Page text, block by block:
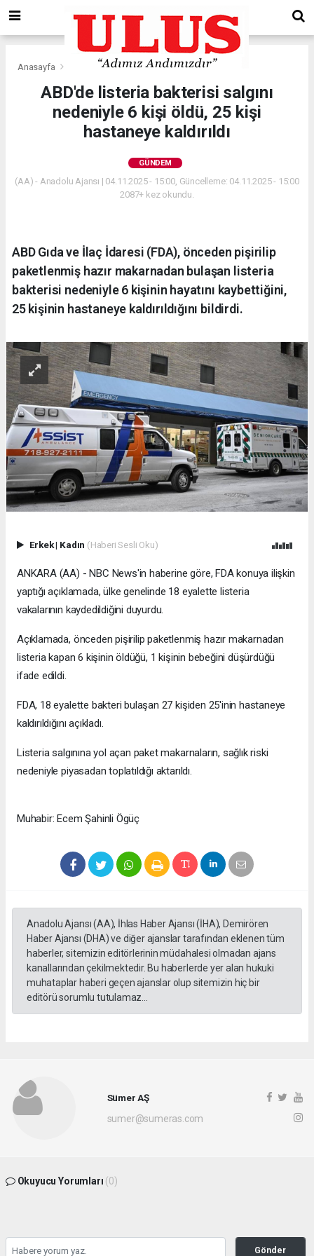
Anasayfa Gündem
ABD'de listeria bakterisi salgını
nedeniyle 6 kişi öldü, 25 kişi
hastaneye kaldırıldı
GÜNDEM
(AA) - Anadolu Ajansı | 04.11.2025 - 15:00, Güncelleme: 04.11.2025 - 15:00
2087+ kez okundu.
ABD Gıda ve İlaç İdaresi (FDA), önceden pişirilip
paketlenmiş hazır makarnadan bulaşan listeria
bakterisi nedeniyle 6 kişinin hayatını kaybettiğini,
25 kişinin hastaneye kaldırıldığını bildirdi.
Erkek| Kadın (Haberi Sesli Oku)
ANKARA (AA) - NBC News'in haberine göre, FDA konuya ilişkin
yaptığı açıklamada, ülke genelinde 18 eyalette listeria
vakalarının kaydedildiğini duyurdu.
Açıklamada, önceden pişirilip paketlenmiş hazır makarnadan
listeria kapan 6 kişinin öldüğü, 1 kişinin bebeğini düşürdüğü
ifade edildi.
FDA, 18 eyalette bakteri bulaşan 27 kişiden 25'inin hastaneye
kaldırıldığını açıkladı.
Listeria salgınına yol açan paket makarnaların, sağlık riski
nedeniyle piyasadan toplatıldığı aktarıldı.
Muhabir: Ecem Şahinli Ögüç
Anadolu Ajansı (AA), İhlas Haber Ajansı (İHA), Demirören
Haber Ajansı (DHA) ve diğer ajanslar tarafından eklenen tüm
haberler, sitemizin editörlerinin müdahalesi olmadan ajans
kanallarından çekilmektedir. Bu haberlerde yer alan hukuki
muhataplar haberi geçen ajanslar olup sitemizin hiç bir
editörü sorumlu tutulamaz...
Sümer AŞ
sumer@sumeras.com
Okuyucu Yorumları (0)
Gönder